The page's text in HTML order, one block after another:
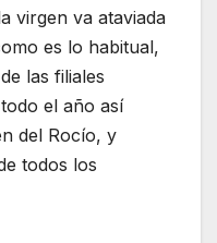
virgen va ataviada
es lo habitual,
las filiales
el año así
del Rocío, y
todos los